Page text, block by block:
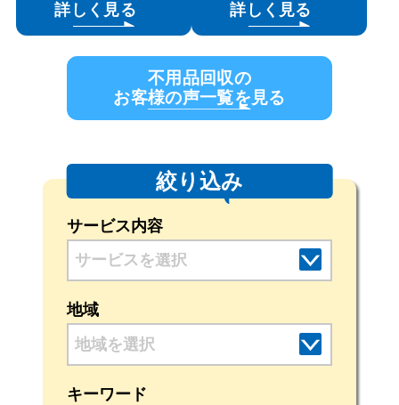
詳しく見る 詳しく見る
不用品回収の
お客様の声一覧を見る
絞り込み
サービス内容
地域
地域を選択
キーワード